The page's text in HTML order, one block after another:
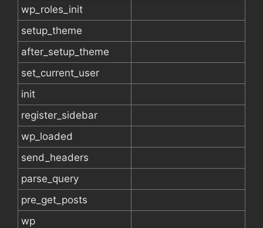
wp_roles_init
setup_theme
after_setup_theme
set_current_user
init
register_sidebar
wp_loaded
send_headers
parse_query
pre_get_posts
wp